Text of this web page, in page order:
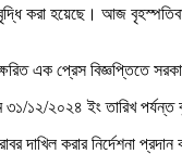
বৃদ্ধি করা হয়েছে। আজ
প্রেস বিজ্ঞপ্তিতে
৩১/১২/২০২৪ ইং তারিখ পর্যন্ত
দাখিল করার নির্দেশনা